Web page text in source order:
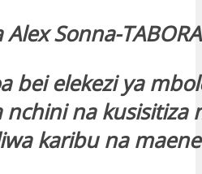
Alex Sonna-TABORA
bei elekezi ya
na kusisitiza
karibu na